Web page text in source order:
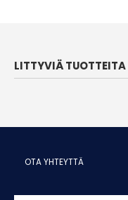
LITTYVIÄ TUOTTEITA
OTA YHTEYTTÄ